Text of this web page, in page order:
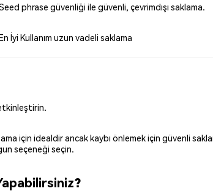
phrase güvenliği ile güvenli, çevrimdışı saklama.
İyi Kullanım uzun vadeli saklama
için idealdir ancak kaybı önlemek için güvenli
seçeneği seçin.